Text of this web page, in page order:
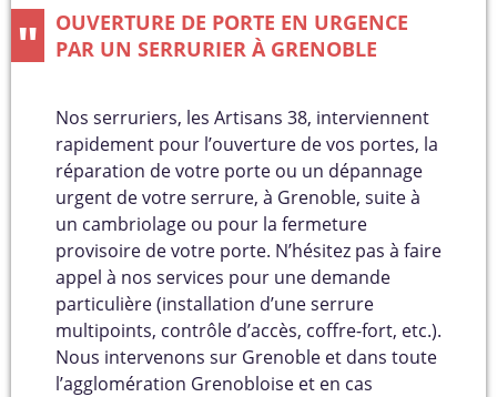
OUVERTURE DE PORTE EN URGENCE
PAR UN SERRURIER À GRENOBLE
Nos serruriers, les Artisans 38, interviennent
rapidement pour l’ouverture de vos portes, la
réparation de votre porte ou un dépannage
urgent de votre serrure, à Grenoble, suite à
un cambriolage ou pour la fermeture
provisoire de votre porte. N’hésitez pas à faire
appel à nos services pour une demande
particulière (installation d’une serrure
multipoints, contrôle d’accès, coffre-fort, etc.).
Nous intervenons sur Grenoble et dans toute
l’agglomération Grenobloise et en cas